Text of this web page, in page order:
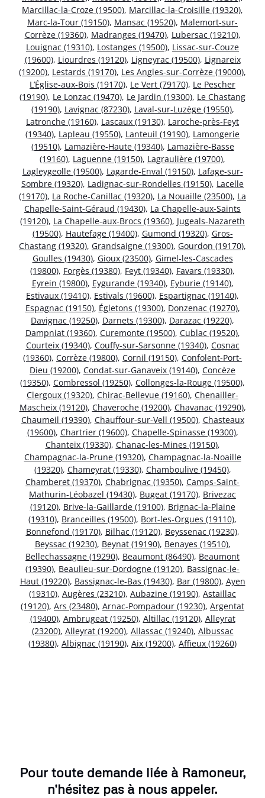
Marcillac-la-Croze (19500), Marcillac-la-Croisille (19320),
Marc-la-Tour (19150), Mansac (19520), Malemort-sur-
Corrèze (19360), Madranges (19470), Lubersac (19210),
Louignac (19310), Lostanges (19500), Lissac-sur-Couze
(19600), Liourdres (19120), Ligneyrac (19500), Lignareix
(19200), Lestards (19170), Les Angles-sur-Corrèze (19000),
L’Église-aux-Bois (19170), Le Vert (79170), Le Pescher
(19190), Le Lonzac (19470), Le Jardin (19300), Le Chastang
(19190), Lavignac (87230), Laval-sur-Luzège (19550),
Latronche (19160), Lascaux (19130), Laroche-près-Feyt
(19340), Lapleau (19550), Lanteuil (19190), Lamongerie
(19510), Lamazière-Haute (19340), Lamazière-Basse
(19160), Laguenne (19150), Lagraulière (19700),
Lagleygeolle (19500), Lagarde-Enval (19150), Lafage-sur-
Sombre (19320), Ladignac-sur-Rondelles (19150), Lacelle
(19170), La Roche-Canillac (19320), La Nouaille (23500), La
Chapelle-Saint-Géraud (19430), La Chapelle-aux-Saints
(19120), La Chapelle-aux-Brocs (19360), Jugeals-Nazareth
(19500), Hautefage (19400), Gumond (19320), Gros-
Chastang (19320), Grandsaigne (19300), Gourdon (19170),
Goulles (19430), Gioux (23500), Gimel-les-Cascades
(19800), Forgès (19380), Feyt (19340), Favars (19330),
Eyrein (19800), Eygurande (19340), Eyburie (19140),
Estivaux (19410), Estivals (19600), Espartignac (19140),
Espagnac (19150), Égletons (19300), Donzenac (19270),
Davignac (19250), Darnets (19300), Darazac (19220),
Dampniat (19360), Curemonte (19500), Cublac (19520),
Courteix (19340), Couffy-sur-Sarsonne (19340), Cosnac
(19360), Corrèze (19800), Cornil (19150), Confolent-Port-
Dieu (19200), Condat-sur-Ganaveix (19140), Concèze
(19350), Combressol (19250), Collonges-la-Rouge (19500),
Clergoux (19320), Chirac-Bellevue (19160), Chenailler-
Mascheix (19120), Chaveroche (19200), Chavanac (19290),
Chaumeil (19390), Chauffour-sur-Vell (19500), Chasteaux
(19600), Chartrier (19600), Chapelle-Spinasse (19300),
Chanteix (19330), Chanac-les-Mines (19150),
Champagnac-la-Prune (19320), Champagnac-la-Noaille
(19320), Chameyrat (19330), Chamboulive (19450),
Chamberet (19370), Chabrignac (19350), Camps-Saint-
Mathurin-Léobazel (19430), Bugeat (19170), Brivezac
(19120), Brive-la-Gaillarde (19100), Brignac-la-Plaine
(19310), Branceilles (19500), Bort-les-Orgues (19110),
Bonnefond (19170), Bilhac (19120), Beyssenac (19230),
Beyssac (19230), Beynat (19190), Benayes (19510),
Bellechassagne (19290), Beaumont (86490), Beaumont
(19390), Beaulieu-sur-Dordogne (19120), Bassignac-le-
Haut (19220), Bassignac-le-Bas (19430), Bar (19800), Ayen
(19310), Augères (23210), Aubazine (19190), Astaillac
(19120), Ars (23480), Arnac-Pompadour (19230), Argentat
(19400), Ambrugeat (19250), Altillac (19120), Alleyrat
(23200), Alleyrat (19200), Allassac (19240), Albussac
(19380), Albignac (19190), Aix (19200), Affieux (19260)
Pour toute demande liée à Ramoneur,
n'hésitez pas à nous appeler.